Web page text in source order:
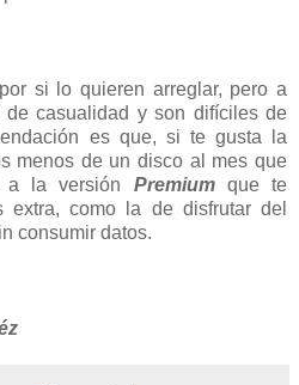
si lo quieren arreglar, pero a
casualidad y son difíciles de
es que, si te gusta la
menos de un disco al mes que
a la versión Premiumque te
extra, como la de disfrutar del
consumir datos.